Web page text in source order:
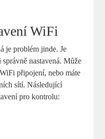
WiFi
je problém jinde. Je
nastavená. Může
připojení, nebo máte
sítí. Následující
pro kontrolu: